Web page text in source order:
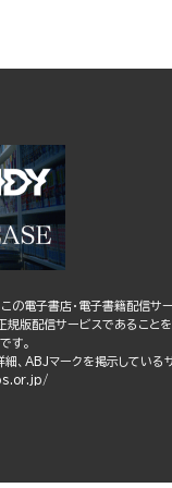
の電子書店・電子書籍配信サ
規版配信サービスであること
す。
、ABJマークを掲示している